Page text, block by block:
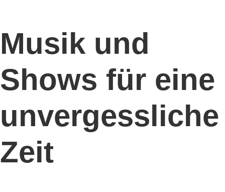
Musik und
Shows für eine
unvergessliche
Zeit